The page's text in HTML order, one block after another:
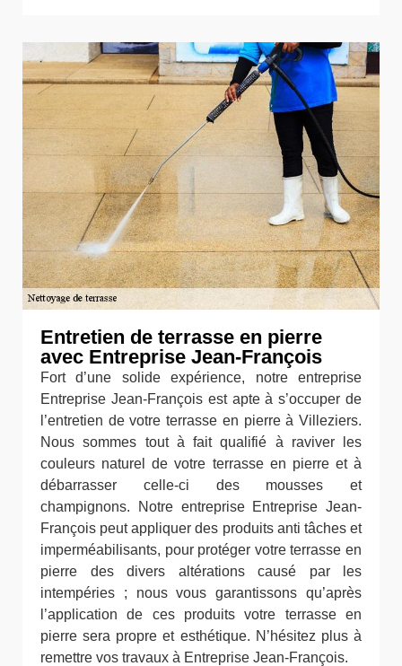
Entretien de terrasse en pierre
avec Entreprise Jean-François
Fort d’une solide expérience, notre entreprise
Entreprise Jean-François est apte à s’occuper de
l’entretien de votre terrasse en pierre à Villeziers.
Nous sommes tout à fait qualifié à raviver les
couleurs naturel de votre terrasse en pierre et à
débarrasser celle-ci des mousses et
champignons. Notre entreprise Entreprise Jean-
François peut appliquer des produits anti tâches et
imperméabilisants, pour protéger votre terrasse en
pierre des divers altérations causé par les
intempéries ; nous vous garantissons qu’après
l’application de ces produits votre terrasse en
pierre sera propre et esthétique. N’hésitez plus à
remettre vos travaux à Entreprise Jean-François.